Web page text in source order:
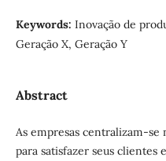
Keywords: Inovação de
Geração X, Geração Y
Abstract
As empresas centralizam-se
para satisfazer seus clientes